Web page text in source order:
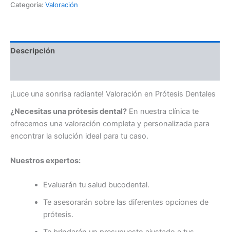
Categoría: Valoración
Descripción
¡Luce una sonrisa radiante! Valoración en Prótesis Dentales
¿Necesitas una prótesis dental? En nuestra clínica te
ofrecemos una valoración completa y personalizada para
encontrar la solución ideal para tu caso.
Nuestros expertos:
Evaluarán tu salud bucodental.
Te asesorarán sobre las diferentes opciones de
prótesis.